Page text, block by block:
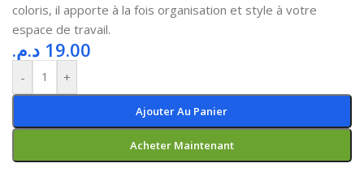
coloris, il apporte à la fois organisation et style à votre
espace de travail.
19.00 د.م.
- +
Ajouter Au Panier
Acheter Maintenant